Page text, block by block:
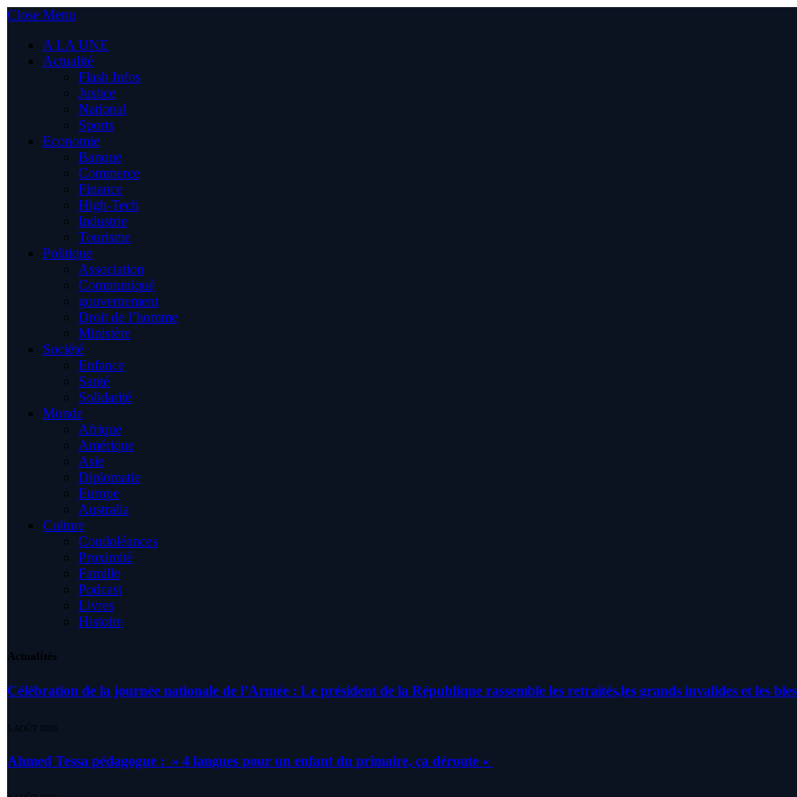
Close Menu
A LA UNE
Actualité
Flash Infos
Justice
National
Sports
Economie
Banque
Commerce
Finance
High-Tech
Industrie
Tourisme
Politique
Association
Communiqué
gouvernement
Droit de l’homme
Ministère
Société
Enfance
Santé
Solidarité
Monde
Afrique
Amérique
Asie
Diplomatie
Europe
Australia
Culture
Condoléances
Proximité
Famille
Podcast
Livres
Histoire
Actualités
Célébration de la journée nationale de l’Armée : Le président de la République rassemble les retraités,les grands invalides et les
5 AOÛT 2026
Ahmed Tessa pédagogue : » 4 langues pour un enfant du primaire, ça déroute «